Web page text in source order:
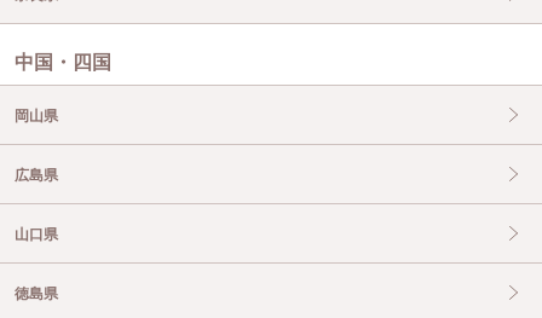
中国・四国
岡山県
広島県
山口県
徳島県